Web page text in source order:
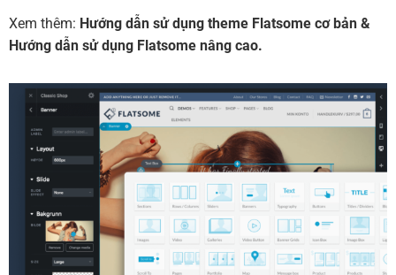
Xem thêm: Hướng dẫn sử dụng theme Flatsome cơ bản &
Hướng dẫn sử dụng Flatsome nâng cao.